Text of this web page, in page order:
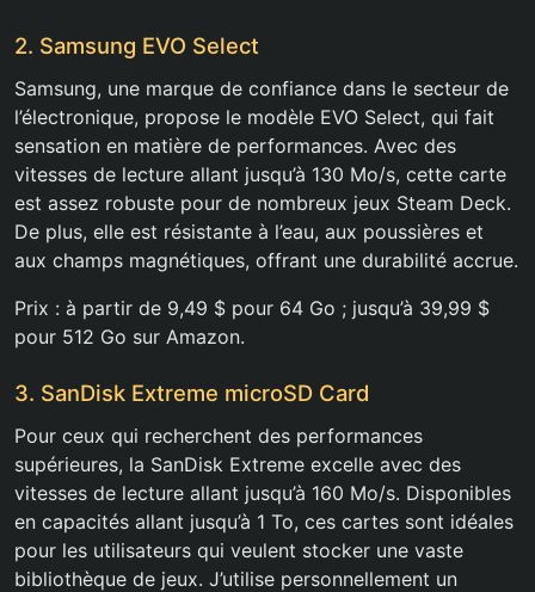
2. Samsung EVO Select
Samsung, une marque de confiance dans le secteur de
l’électronique, propose le modèle EVO Select, qui fait
sensation en matière de performances. Avec des
vitesses de lecture allant jusqu’à 130 Mo/s, cette carte
est assez robuste pour de nombreux jeux Steam Deck.
De plus, elle est résistante à l’eau, aux poussières et
aux champs magnétiques, offrant une durabilité accrue.
Prix : à partir de 9,49 $ pour 64 Go ; jusqu’à 39,99 $
pour 512 Go sur Amazon.
3. SanDisk Extreme microSD Card
Pour ceux qui recherchent des performances
supérieures, la SanDisk Extreme excelle avec des
vitesses de lecture allant jusqu’à 160 Mo/s. Disponibles
en capacités allant jusqu’à 1 To, ces cartes sont idéales
pour les utilisateurs qui veulent stocker une vaste
bibliothèque de jeux. J’utilise personnellement un